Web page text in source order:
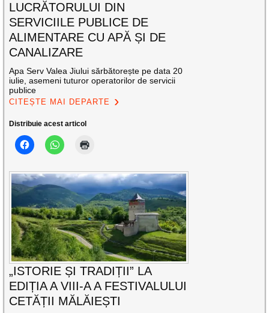
LUCRĂTORULUI DIN
SERVICIILE PUBLICE DE
ALIMENTARE CU APĂ ȘI DE
CANALIZARE
Apa Serv Valea Jiului sărbătorește pe data 20
iulie, asemeni tuturor operatorilor de servicii
publice
CITEȘTE MAI DEPARTE
Distribuie acest articol
„ISTORIE ȘI TRADIȚII” LA
EDIȚIA A VIII-A A FESTIVALULUI
CETĂȚII MĂLĂIEȘTI